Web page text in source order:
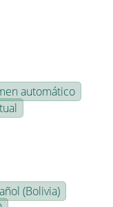
automático
(Bolivia)